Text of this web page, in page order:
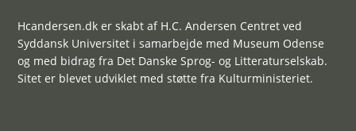
Hcandersen.dk er skabt af H.C. Andersen Centret ved
Syddansk Universitet i samarbejde med Museum Odense
og med bidrag fra Det Danske Sprog- og Litteraturselskab.
Sitet er blevet udviklet med støtte fra Kulturministeriet.